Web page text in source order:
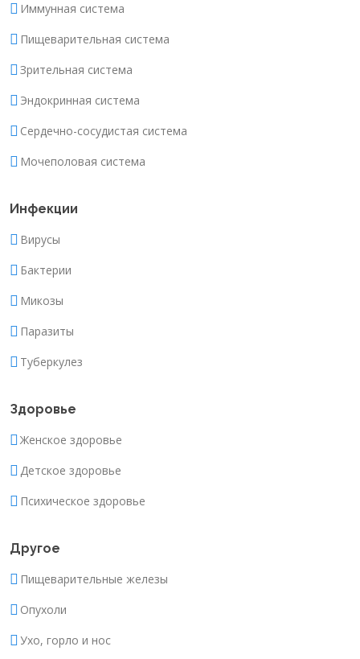
Иммунная система
Пищеварительная система
Зрительная система
Эндокринная система
Сердечно-сосудистая система
Мочеполовая система
Инфекции
Вирусы
Бактерии
Микозы
Паразиты
Туберкулез
Здоровье
Женское здоровье
Детское здоровье
Психическое здоровье
Другое
Пищеварительные железы
Опухоли
Ухо, горло и нос